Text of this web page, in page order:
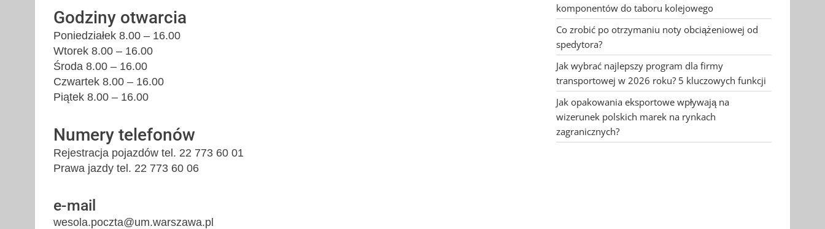
Godziny otwarcia
Poniedziałek 8.00 – 16.00
Wtorek 8.00 – 16.00
Środa 8.00 – 16.00
Czwartek 8.00 – 16.00
Piątek 8.00 – 16.00
Numery telefonów
Rejestracja pojazdów tel. 22 773 60 01
Prawa jazdy tel. 22 773 60 06
e-mail
wesola.poczta@um.warszawa.pl
komponentów do taboru kolejowego
Co zrobić po otrzymaniu noty obciążeniowej od
spedytora?
Jak wybrać najlepszy program dla firmy
transportowej w 2026 roku? 5 kluczowych funkcji
Jak opakowania eksportowe wpływają na
wizerunek polskich marek na rynkach
zagranicznych?